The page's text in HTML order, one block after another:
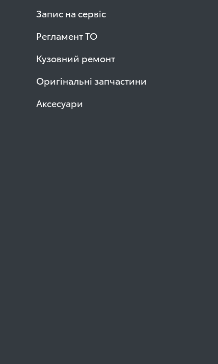
Запис на сервіс
Регламент ТО
Кузовний ремонт
Оригінальні запчастини
Аксесуари